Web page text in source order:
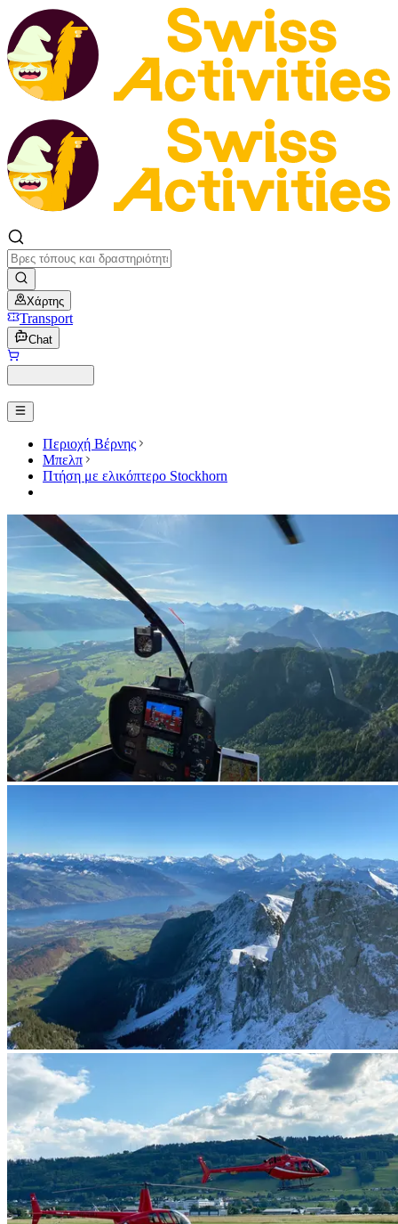
Χάρτης
Transport
Chat
Περιοχή Βέρνης
Μπελπ
Πτήση με ελικόπτερο Stockhorn